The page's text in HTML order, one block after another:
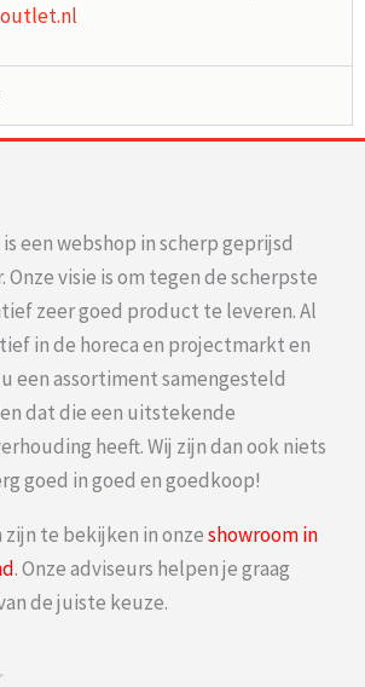
is een webshop in scherp geprijsd
Onze visie is om tegen de scherpste
zeer goed product te leveren. Al
in de horeca en projectmarkt en
een assortiment samengesteld
dat die een uitstekende
heeft. Wij zijn dan ook niets
goed in goed en goedkoop!
te bekijken in onzeshowroom in
. Onze adviseurs helpen je graag
de juiste keuze.